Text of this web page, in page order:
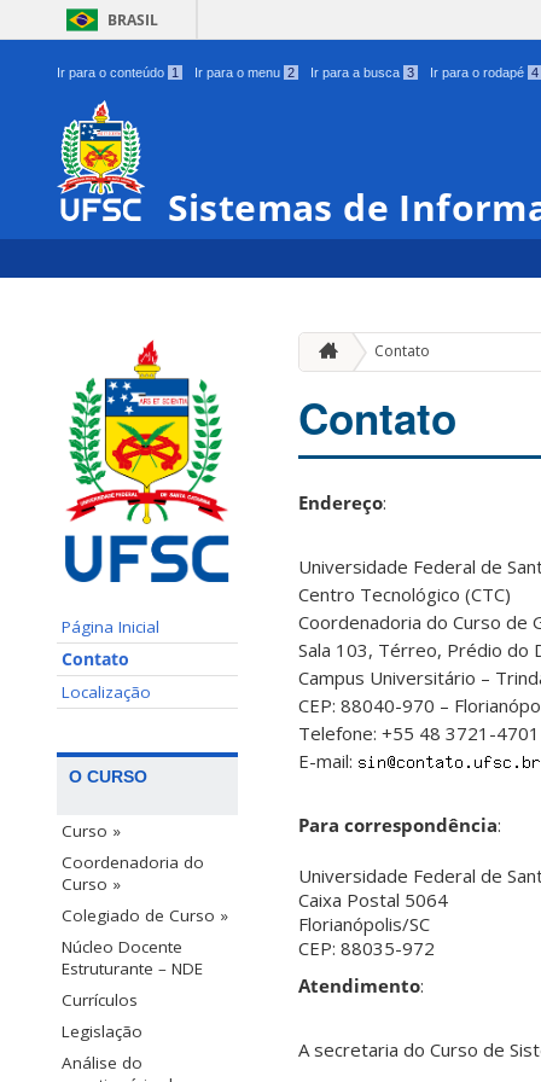
BRASIL
Ir para o conteúdo 1 Ir para o menu 2 Ir para a busca 3 Ir para o rodapé 4
Sistemas de
Página Inicial
Contato
Localização
O CURSO
Curso »
Coordenadoria do
Curso »
Colegiado de Curso »
Núcleo Docente
Estruturante – NDE
Currículos
Legislação
Análise do
Contato
Contato
Endereço:
Universidade Federal de
Centro Tecnológico (CTC)
Coordenadoria do Curso de
Sala 103, Térreo, Prédio do
Campus Universitário –
CEP: 88040-970 –
Telefone: +55 48 3721-4701
E-mail:
Para correspondência:
Universidade Federal de
Caixa Postal 5064
Florianópolis/SC
CEP: 88035-972
Atendimento:
A secretaria do Curso de